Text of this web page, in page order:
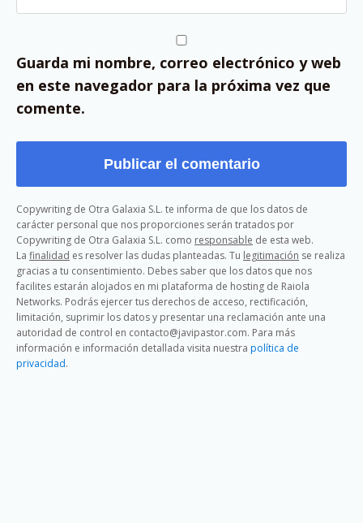
Guarda mi nombre, correo electrónico y web
en este navegador para la próxima vez que
comente.
Copywriting de Otra Galaxia S.L. te informa de que los datos de
carácter personal que nos proporciones serán tratados por
Copywriting de Otra Galaxia S.L. como responsable de esta web.
La finalidad es resolver las dudas planteadas. Tu legitimación se realiza
gracias a tu consentimiento. Debes saber que los datos que nos
facilites estarán alojados en mi plataforma de hosting de Raiola
Networks. Podrás ejercer tus derechos de acceso, rectificación,
limitación, suprimir los datos y presentar una reclamación ante una
autoridad de control en contacto@javipastor.com. Para más
información e información detallada visita nuestra política de
privacidad.